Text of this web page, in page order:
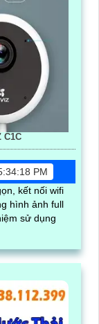
C1C
PM
kết nối wifi
hình ảnh full
sử dụng